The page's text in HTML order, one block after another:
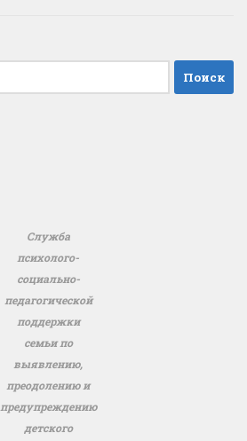
Служба
психолого-
социально-
педагогической
поддержки
семьи по
выявлению,
преодолению и
предупреждению
детского